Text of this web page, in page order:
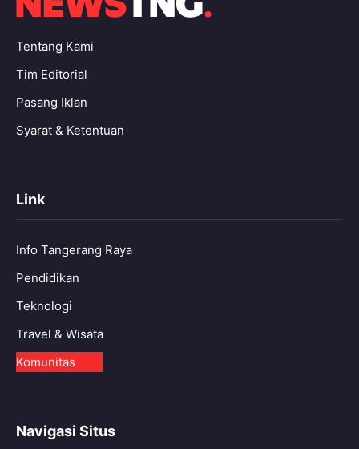
Tentang Kami
Tim Editorial
Pasang Iklan
Syarat & Ketentuan
Link
Info Tangerang Raya
Pendidikan
Teknologi
Travel & Wisata
Komunitas
Navigasi Situs